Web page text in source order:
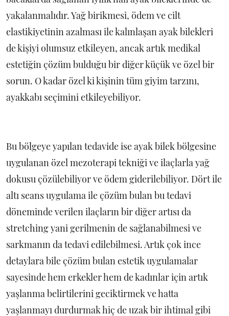
yakalanmalıdır. Yağ birikmesi, ödem ve cilt
elastikiyetinin azalması ile kalınlaşan ayak bilekleri
de kişiyi olumsuz etkileyen, ancak artık medikal
estetiğin çözüm bulduğu bir diğer küçük ve özel bir
sorun. O kadar özel ki kişinin tüm giyim tarzını,
ayakkabı seçimini etkileyebiliyor.
Bu bölgeye yapılan tedavide ise ayak bilek bölgesine
uygulanan özel mezoterapi tekniği ve ilaçlarla yağ
dokusu çözülebiliyor ve ödem giderilebiliyor. Dört ile
altı seans uygulama ile çözüm bulan bu tedavi
döneminde verilen ilaçların bir diğer artısı da
stretching yani gerilmenin de sağlanabilmesi ve
sarkmanın da tedavi edilebilmesi. Artık çok ince
detaylara bile çözüm bulan estetik uygulamalar
sayesinde hem erkekler hem de kadınlar için artık
yaşlanma belirtilerini geciktirmek ve hatta
yaşlanmayı durdurmak hiç de uzak bir ihtimal gibi